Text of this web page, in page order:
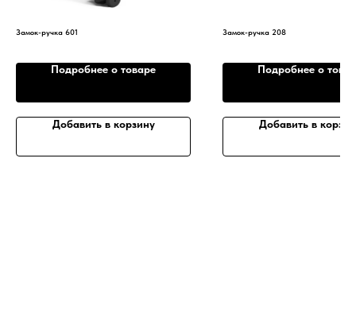
Замок-ручка 601
Подробнее о товаре
Добавить в корзину
Замок-ручка 208
Подробнее о
Добавить в